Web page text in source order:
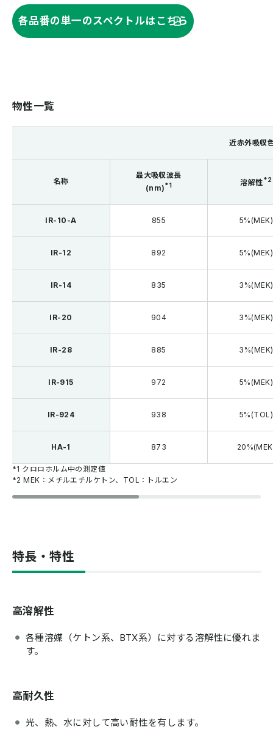
各品番の単一のスペクトルはこちら
物性一覧
近赤外吸収
名称
最大吸収波長
(nm)*1 溶解性*2
IR-10-A 855 5%(MEK)
IR-12 892 5%(MEK)
IR-14 835 3%(MEK)
IR-20 904 3%(MEK)
IR-28 885 3%(MEK)
IR-915 972 5%(MEK)
IR-924 938 5%(TOL)
HA-1 873
*1 クロロホルム中の測定値
*2 MEK：メチルエチルケトン、TOL：トルエン
特長・特性
高溶解性
各種溶媒（ケトン系、BTX系）に対する溶解性に優れま
す。
高耐久性
光、熱、水に対して高い耐性を有します。